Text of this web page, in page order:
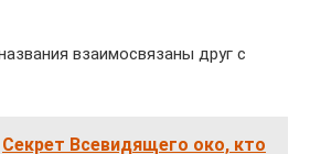
взаимосвязаны друг с
Секрет Всевидящего око, кто